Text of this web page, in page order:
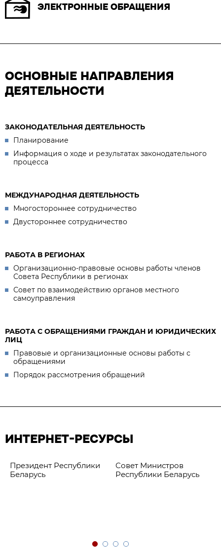
ЭЛЕКТРОННЫЕ ОБРАЩЕНИЯ
ОСНОВНЫЕ НАПРАВЛЕНИЯ
ДЕЯТЕЛЬНОСТИ
ЗАКОНОДАТЕЛЬНАЯ ДЕЯТЕЛЬНОСТЬ
Планирование
Информация о ходе и результатах законодательного
процесса
МЕЖДУНАРОДНАЯ ДЕЯТЕЛЬНОСТЬ
Многостороннее сотрудничество
Двустороннее сотрудничество
РАБОТА В РЕГИОНАХ
Организационно-правовые основы работы членов
Совета Республики в регионах
Совет по взаимодействию органов местного
самоуправления
РАБОТА С ОБРАЩЕНИЯМИ ГРАЖДАН И ЮРИДИЧЕСКИХ
ЛИЦ
Правовые и организационные основы работы с
обращениями
Порядок рассмотрения обращений
ИНТЕРНЕТ-РЕСУРСЫ
Президент Республики
Беларусь
Совет Министров
Республики Беларусь